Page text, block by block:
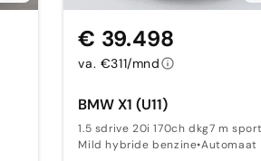
BMW X1 (U11)
1.5 sdrive 20i 170ch dkg7 m
Mild hybride benzine•Automaat
€ 39.498
va. €311/mnd